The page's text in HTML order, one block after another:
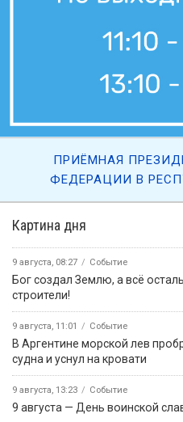
Картина дня
9 августа, 08:27 Событие
Бог создал Землю, а всё
строители!
9 августа, 11:01 Событие
В Аргентине морской лев
судна и уснул на кровати
9 августа, 13:23 Событие
9 августа — День воинской
ПРИЁМНАЯ
ФЕДЕРАЦИИ В